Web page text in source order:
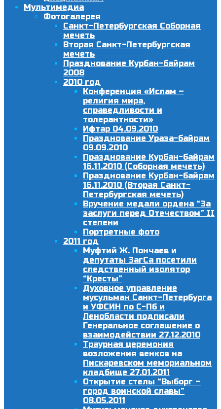
Мультимедиа
Фотогалерея
Санкт-Петербургская Соборная
мечеть
Вторая Санкт-Петербургская
мечеть
Празднование Курбан-байрам
2008
2010 год
Конференция «Ислам –
религия мира,
справедливости и
толерантности»
Ифтар 04.09.2010
Празднование Ураза-байрам
09.09.2010
Празднование Курбан-байрам
16.11.2010 (Соборная мечеть)
Празднование Курбан-байрам
16.11.2010 (Вторая Санкт-
Петербургская мечеть)
Вручение медали ордена “За
заслуги перед Отечеством” II
степени
Портретные фото
2011 год
Муфтий Ж. Пончаев и
депутаты ЗагСа посетили
следственный изолятор
“Кресты”
Духовное управление
мусульман Санкт-Петербурга
и УФСИН по С-Пб и
Ленобласти подписали
Генеральное соглашение о
взаимодействии 27.12.2010
Траурная церемония
возложения венков на
Пискаревском мемориальном
кладбище 27.01.2011
Открытие стелы “Выборг –
город воинской славы”
08.05.2011